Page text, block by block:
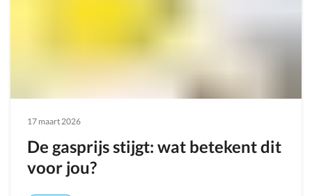
17 maart 2026
De gasprijs stijgt: wat betekent dit
voor jou?